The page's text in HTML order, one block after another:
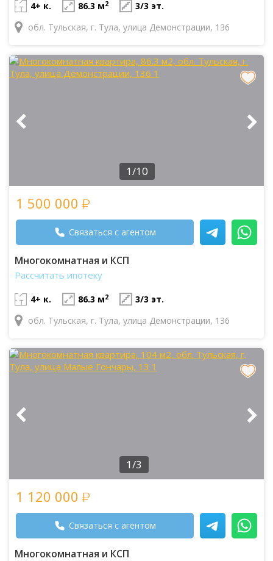
4+ к. 86.3 м2
3/3 эт.
обл. Тульская, г. Тула, улица Демонстрации, 136
1/10
1 500 000
Связаться с агентом
Многокомнатная и КСП
Рассчитать ипотеку
4+ к. 86.3 м2
3/3 эт.
обл. Тульская, г. Тула, улица Демонстрации, 136
1/3
1 120 000
Связаться с агентом
Многокомнатная и КСП